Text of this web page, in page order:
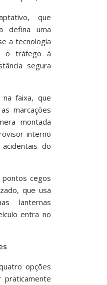
que
defina uma
a tecnologia
o tráfego à
segura
faixa, que
marcações
montada
interno
do
cegos
que usa
lanternas
entra no
opções